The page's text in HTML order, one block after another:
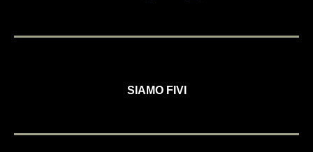
SIAMO FIVI